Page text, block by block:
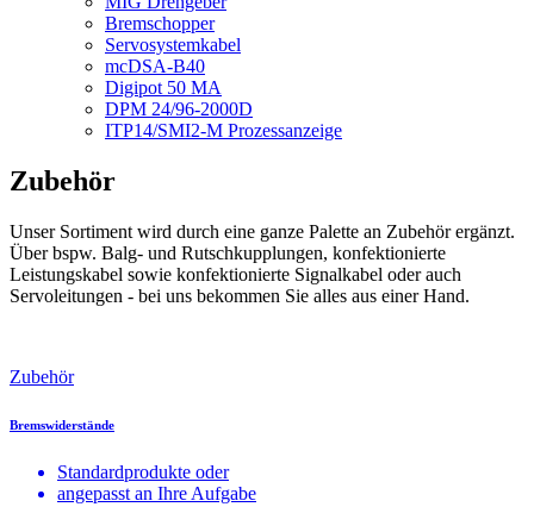
Bremschopper
Servosystemkabel
mcDSA-B40
Digipot 50 MA
DPM 24/96-2000D
ITP14/SMI2-M Prozessanzeige
Zubehör
Unser Sortiment wird durch eine ganze Palette an Zubehör ergänzt.
Über bspw. Balg- und Rutschkupplungen, konfektionierte
Leistungskabel sowie konfektionierte Signalkabel oder auch
Servoleitungen - bei uns bekommen Sie alles aus einer Hand.
Zubehör
Bremswiderstände
Standardprodukte oder
angepasst an Ihre Aufgabe